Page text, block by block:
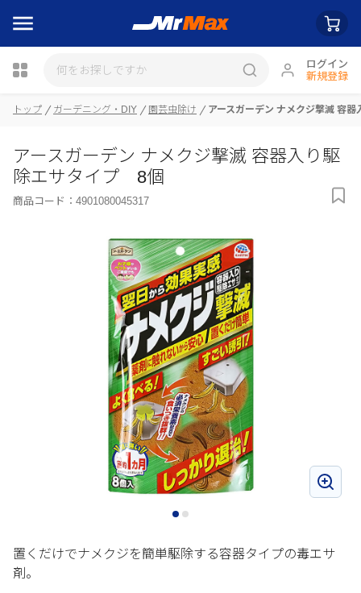
ログイン
新規登録
瓶詰
トップ ガーデニング・DIY 園芸虫除け アースガーデン ナメクジ撃滅 容
アースガーデン ナメクジ撃滅 容器入り駆
除エサタイプ 8個
商品コード： 4901080045317
置くだけでナメクジを簡単駆除する容器タイプの毒エサ
剤。